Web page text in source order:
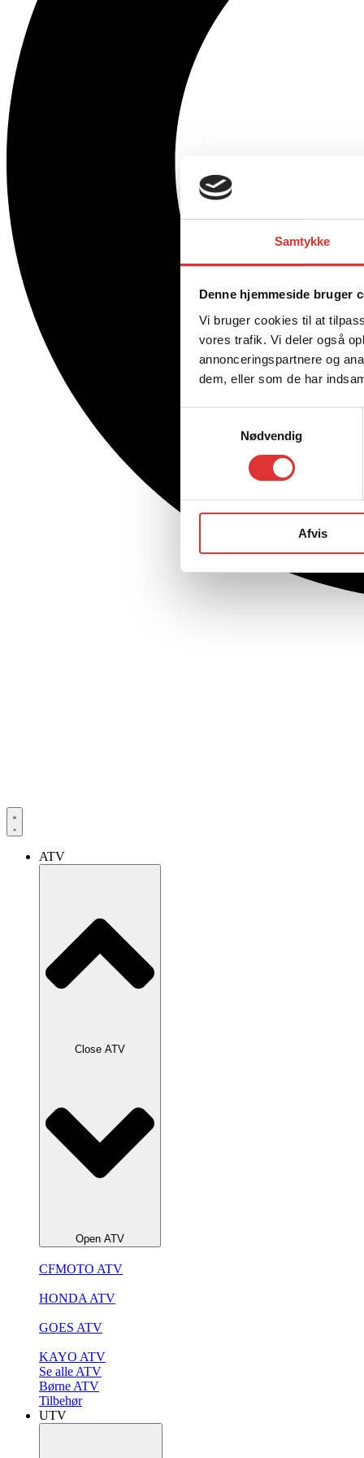
Samtykke
Denne hjemmeside bruger
Vi bruger cookies til at
vores trafik. Vi deler også
annonceringspartnere og
dem, eller som de har
Nødvendig
Afvis
ATV
Close ATV
Open ATV
CFMOTO ATV
HONDA ATV
GOES ATV
KAYO ATV
Se alle ATV
Børne ATV
Tilbehør
UTV